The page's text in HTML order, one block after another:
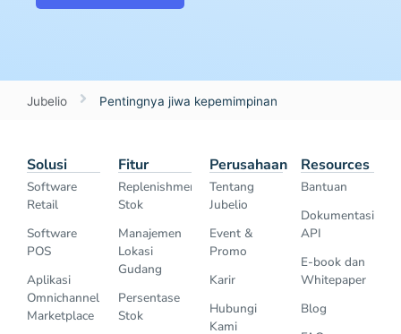
Jubelio Pentingnya jiwa kepemimpinan
Solusi
Software
Retail
Software
POS
Aplikasi
Omnichannel
Marketplace
Fitur
Replenishment
Stok
Manajemen
Lokasi
Gudang
Persentase
Stok
Perusahaan
Tentang
Jubelio
Event &
Promo
Karir
Hubungi
Kami
Resources
Bantuan
Dokumentasi
API
E-book dan
Whitepaper
Blog